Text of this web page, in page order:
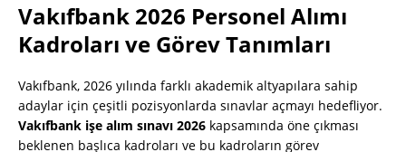
Vakıfbank 2026 Personel Alımı
Kadroları ve Görev Tanımları
Vakıfbank, 2026 yılında farklı akademik altyapılara sahip
adaylar için çeşitli pozisyonlarda sınavlar açmayı hedefliyor.
Vakıfbank işe alım sınavı 2026 kapsamında öne çıkması
beklenen başlıca kadroları ve bu kadroların görev